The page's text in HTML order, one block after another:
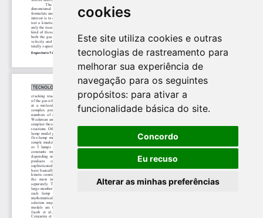
cookies
Este site utiliza cookies e outras
tecnologias de rastreamento para
melhorar sua experiência de
navegação para os seguintes
propósitos: para ativar a
funcionalidade básica do site.
Concordo
Eu recuso
Alterar as minhas preferências